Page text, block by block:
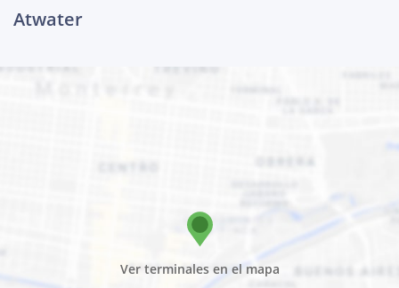
Atwater
Ver terminales en el mapa